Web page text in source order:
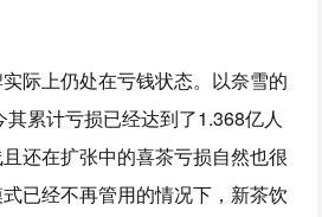
际上仍处在亏钱状态。以奈雪的
累计亏损已经达到了1.368亿人
还在扩张中的喜茶亏损自然也很
已经不再管用的情况下，新茶饮